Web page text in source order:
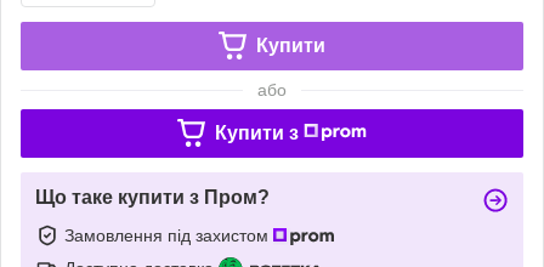
Купити
або
Купити з
Що таке купити з Пром?
Замовлення під захистом